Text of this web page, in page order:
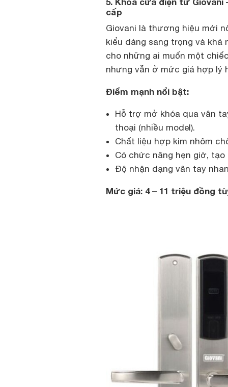
cấp
Giovani là thương hiệu mới
kiểu dáng sang trọng và
cho những ai muốn một
nhưng vẫn ở mức giá hợp lý
Điểm mạnh nổi bật:
Hỗ trợ mở khóa qua vân
thoại (nhiều model).
Chất liệu hợp kim nhôm
Có chức năng hẹn giờ,
Độ nhận dạng vân tay
Mức giá: 4 – 11 triệu đồng